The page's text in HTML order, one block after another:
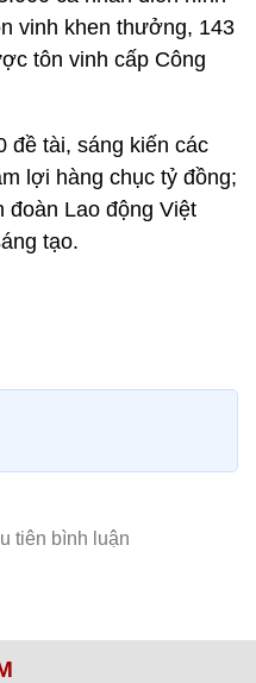
vinh khen thưởng, 143
tôn vinh cấp Công
đề tài, sáng kiến các
lợi hàng chục tỷ đồng;
đoàn Lao động Việt
tạo.